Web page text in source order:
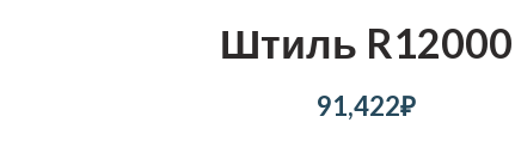
Штиль R12000
91,422₽